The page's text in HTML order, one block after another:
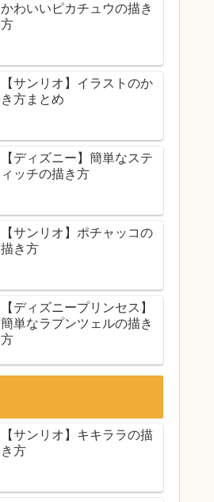
かわいいピカチュウの描き
方
【サンリオ】イラストのか
き方まとめ
【ディズニー】簡単なステ
ィッチの描き方
【サンリオ】ポチャッコの
描き方
【ディズニープリンセス】
簡単なラプンツェルの描き
方
【サンリオ】キキララの描
き方